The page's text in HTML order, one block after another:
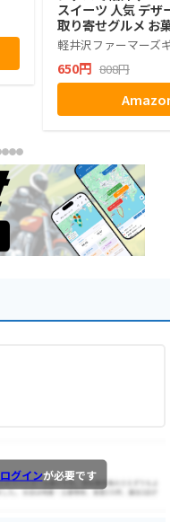
スイーツ 人気 デザ
取り寄せグルメ お菓
グミ ぶどう シャイ
ゼント ギフト お土
小分け ばらまき バ
生活 ハロウィン 母
お返し かわいい き
マーズギフト
軽井沢ファーマーズギ
650円 808円
Amazon
ログインが必要です